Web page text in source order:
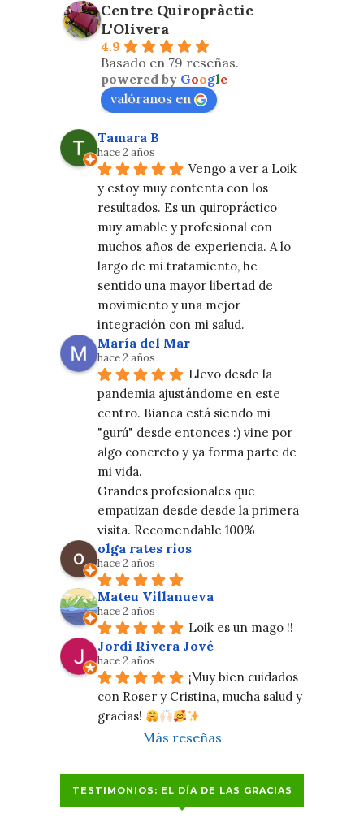
Centre Quiropràctic
L'Olivera
4.9
Basado en 79 reseñas.
powered by Google
valóranos en
Tamara B
hace 2 años
Vengo a ver a Loik
y estoy muy contenta con los
resultados. Es un quiropráctico
muy amable y profesional con
muchos años de experiencia. A lo
largo de mi tratamiento, he
sentido una mayor libertad de
movimiento y una mejor
integración con mi salud.
María del Mar
hace 2 años
Llevo desde la
pandemia ajustándome en este
centro. Bianca está siendo mi
"gurú" desde entonces :) vine por
algo concreto y ya forma parte de
mi vida.
Grandes profesionales que
empatizan desde desde la primera
visita. Recomendable 100%
olga rates rios
hace 2 años
Mateu Villanueva
hace 2 años
Loik es un mago !!
Jordi Rivera Jové
hace 2 años
¡Muy bien cuidados
con Roser y Cristina, mucha salud y
gracias!
Más reseñas
TESTIMONIOS: EL DÍA DE LAS GRACIAS